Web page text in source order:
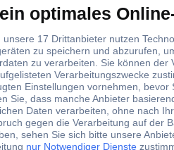
M16M20PA Erweiterung
eine kleinere Gewindegröße,